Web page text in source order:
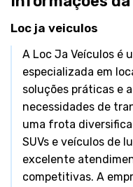
Loc ja veiculos
A Loc Ja Veículos é
especializada em
soluções práticas e
necessidades de
uma frota
SUVs e veículos de
excelente
competitivas. A